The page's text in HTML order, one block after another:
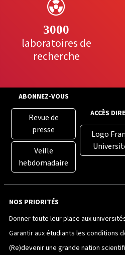
3000
laboratoires de
recherche
ABONNEZ-VOUS
Revue de
presse
Veille
hebdomadaire
ACCÈS
Logo
NOS PRIORITÉS
Donner toute leur place aux
Garantir aux étudiants les conditions
(Re)devenir une grande nation